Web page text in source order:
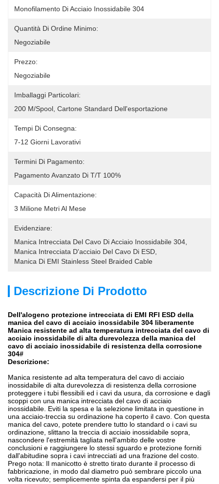
Monofilamento Di Acciaio Inossidabile 304
Quantità Di Ordine Minimo:
Negoziabile
Prezzo:
Negoziabile
Imballaggi Particolari:
200 M/spool, Cartone Standard Dell'esportazione
Tempi Di Consegna:
7-12 Giorni Lavorativi
Termini Di Pagamento:
Pagamento Avanzato Di T/T 100%
Capacità Di Alimentazione:
3 Milione Metri Al Mese
Evidenziare:
Manica Intrecciata Del Cavo Di Acciaio Inossidabile 304
Manica Intrecciata D'acciaio Del Cavo Di ESD
Manica Di EMI Stainless Steel Braided Cable
Descrizione Di Prodotto
Dell'alogeno protezione intrecciata di EMI RFI ESD della
manica del cavo di acciaio inossidabile 304 liberamente
Manica resistente ad alta temperatura intrecciata del cavo di
acciaio inossidabile di alta durevolezza della manica del
cavo di acciaio inossidabile di resistenza della corrosione
304#
Descrizione:
Manica resistente ad alta temperatura del cavo di acciaio
inossidabile di alta durevolezza di resistenza della corrosione
proteggere i tubi flessibili ed i cavi da usura, da corrosione e dagli
scoppi con una manica intrecciata del cavo di acciaio
inossidabile. Eviti la spesa e la selezione limitata in questione in
una acciaio-treccia su ordinazione ha coperto il cavo. Con questa
manica del cavo, potete prendere tutto lo standard o i cavi su
ordinazione, slittano la treccia di acciaio inossidabile sopra,
nascondere l'estremità tagliata nell'ambito delle vostre
conclusioni e raggiungere lo stessi sguardo e protezione forniti
dall'abitudine sopra i cavi intrecciati ad una frazione del costo.
Prego nota: Il manicotto è stretto tirato durante il processo di
fabbricazione, in modo dal diametro può sembrare piccolo una
volta ricevuto; semplicemente spinta da espandersi per il più